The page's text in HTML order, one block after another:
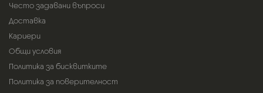
Често задавани въпроси
Доставка
Кариери
Общи условия
Политика за бисквитките
Политика за поверителност